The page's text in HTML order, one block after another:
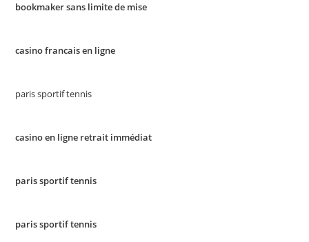
bookmaker sans limite de mise
casino francais en ligne
paris sportif tennis
casino en ligne retrait immédiat
paris sportif tennis
paris sportif tennis